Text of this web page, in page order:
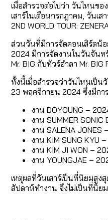
เมื่อสำรวจต่อไปว่า วันไหนข
เสาร์ในเดือนกรกฎาคม, วันเ
2ND WORLD TOUR:
ส่วนวันที่มีการจัดคอนเสิร์ตน้
2024 มีการจัดงานในวันจันทร์
Mr. BIG กับทัวร์อำลา Mr.
ทั้งนี้เมื่อสำรวจว่าวันไหนเป็
23 พฤศจิกายน 2024 ซึ่งมีกา
งาน DOYOUNG –
งาน SUMMER
งาน SALENA
งาน KIM SUNG KYU
งาน KIM JI WON –
งาน YOUNGJAE –
เหตุผลที่วันเสาร์เป็นที่นิยมสู
สัปดาห์ทำงาน จึงไม่เป็นที่นิย